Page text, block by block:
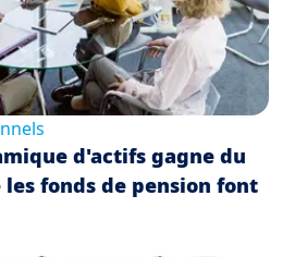
d'actifs gagne du
fonds de pension font